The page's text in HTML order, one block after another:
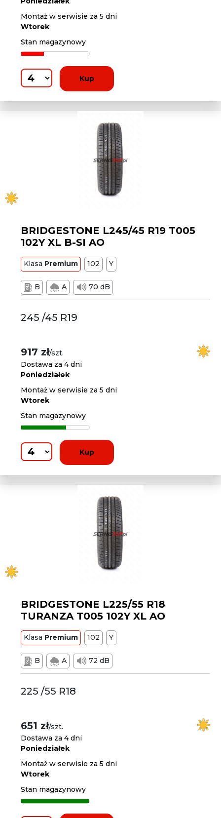
Montaż w serwisie za 5 dni
Wtorek
Stan magazynowy
Kup
BRIDGESTONE L245/45 R19 T005
102Y XL B-SI AO
Klasa Premium 102 Y
B A 70 dB
245 /45 R19
917 zł/szt.
Dostawa za 4 dni
Poniedziałek
Montaż w serwisie za 5 dni
Wtorek
Stan magazynowy
Kup
BRIDGESTONE L225/55 R18
TURANZA T005 102Y XL AO
Klasa Premium 102 Y
B A 72 dB
225 /55 R18
651 zł/szt.
Dostawa za 4 dni
Poniedziałek
Montaż w serwisie za 5 dni
Wtorek
Stan magazynowy